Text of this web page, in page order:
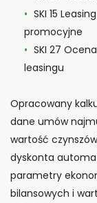
SKI 15
promocyjne
SKI 27
leasingu
Opracowany
dane umów
wartość
dyskonta
parametry
bilansowych i